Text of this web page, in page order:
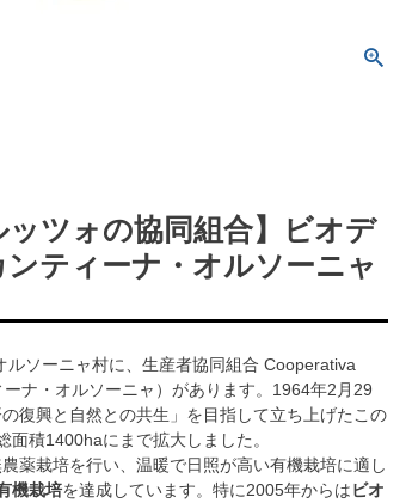
ッツォの協同組合】ビオデ
ティーナ・オルソーニャ
ソーニャ村に、生産者協同組合 Cooperativa
ナ・オルソーニャ）があります。1964年2月29
復興と自然との共生」を目指して立ち上げたこの
積1400haにまで拡大しました。
薬栽培を行い、温暖で日照が高い有機栽培に適し
機栽培を達成しています。特に2005年からはビオ